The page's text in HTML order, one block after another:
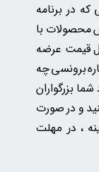
در برنامه
محصولات با
قیمت عرضه
برونسی چه
بزرگواران
و در صورت
، در مهلت